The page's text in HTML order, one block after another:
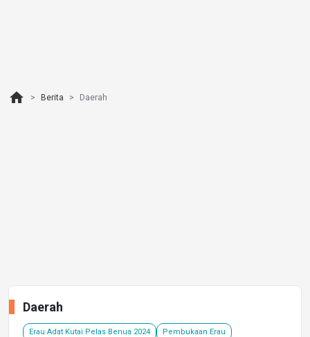
home Berita Daerah
Daerah
Erau Adat Kutai Pelas Benua 2024 Pembukaan Erau